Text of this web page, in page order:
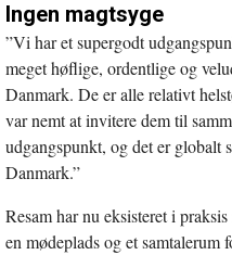
Ingen magtsyge
”Vi har et supergodt
meget høflige, ordentlige og
Danmark. De er alle relativt
var nemt at invitere dem til
udgangspunkt, og det er globalt
Danmark.”
Resam har nu eksisteret i
en mødeplads og et samtalerum